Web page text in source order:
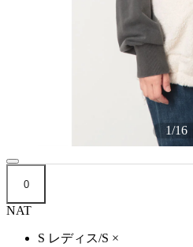
1/16
0
NAT
S レディス/S ×